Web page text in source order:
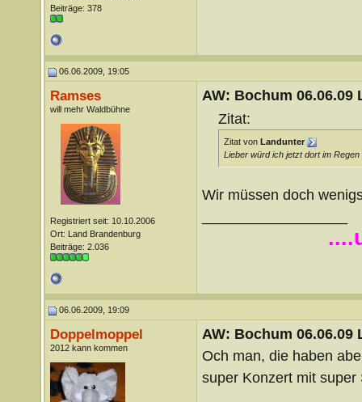
Beiträge: 378
06.06.2009, 19:05
Ramses
will mehr Waldbühne
Registriert seit: 10.10.2006
Ort: Land Brandenburg
Beiträge: 2.036
AW: Bochum 06.06.09
Zitat:
Zitat von Landunter
Lieber würd ich jetzt dort im
Wir müssen doch
06.06.2009, 19:09
Doppelmoppel
2012 kann kommen
AW: Bochum 06.06.09
Och man, die haben
super Konzert mit super